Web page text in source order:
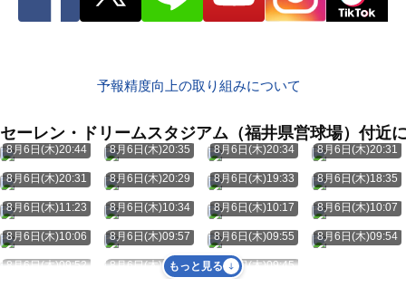
予報精度向上の取り組みについて
セーレン・ドリームスタジアム（福井県営球場）付近
8月6日(木)20:44 8月6日(木)20:35 8月6日(木)20:34 8月6日(木)20:31
8月6日(木)20:31 8月6日(木)20:29 8月6日(木)19:33 8月6日(木)18:35
8月6日(木)11:23 8月6日(木)10:34 8月6日(木)10:17 8月6日(木)10:07
8月6日(木)10:06 8月6日(木)09:57 8月6日(木)09:55 8月6日(木)09:54
8月6日(木)09:52 8月6日(木)09:48 8月6日(木)09:45
もっと見る